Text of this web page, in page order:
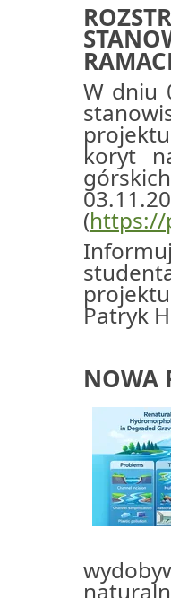
W dniu
koryt
(https://
Patryk
NOWA